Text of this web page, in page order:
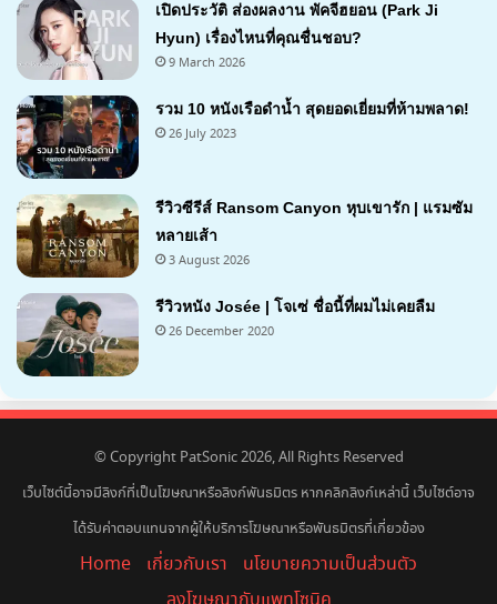
เปิดประวัติ ส่องผลงาน พัคจีฮยอน (Park Ji
Hyun) เรื่องไหนที่คุณชื่นชอบ?
9 March 2026
รวม 10 หนังเรือดำน้ำ สุดยอดเยี่ยมที่ห้ามพลาด!
26 July 2023
7.1
รีวิวซีรีส์ Ransom Canyon หุบเขารัก | แรมซัม
หลายเส้า
3 August 2026
7.2
รีวิวหนัง Josée | โจเซ่ ชื่อนี้ที่ผมไม่เคยลืม
26 December 2020
© Copyright PatSonic 2026, All Rights Reserved
เว็บไซต์นี้อาจมีลิงก์ที่เป็นโฆษณาหรือลิงก์พันธมิตร หากคลิกลิงก์เหล่านี้ เว็บไซต์อาจ
ได้รับค่าตอบแทนจากผู้ให้บริการโฆษณาหรือพันธมิตรที่เกี่ยวข้อง
Home เกี่ยวกับเรา
นโยบายความเป็นส่วนตัว